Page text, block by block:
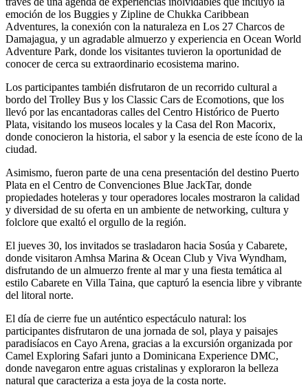
emoción de los Buggies y Zipline de Chukka Caribbean
Adventures, la conexión con la naturaleza en Los 27 Charcos de
Damajagua, y un agradable almuerzo y experiencia en Ocean World
Adventure Park, donde los visitantes tuvieron la oportunidad de
conocer de cerca su extraordinario ecosistema marino.
Los participantes también disfrutaron de un recorrido cultural a
bordo del Trolley Bus y los Classic Cars de Ecomotions, que los
llevó por las encantadoras calles del Centro Histórico de Puerto
Plata, visitando los museos locales y la Casa del Ron Macorix,
donde conocieron la historia, el sabor y la esencia de este ícono de la
ciudad.
Asimismo, fueron parte de una cena presentación del destino Puerto
Plata en el Centro de Convenciones Blue JackTar, donde
propiedades hoteleras y tour operadores locales mostraron la calidad
y diversidad de su oferta en un ambiente de networking, cultura y
folclore que exaltó el orgullo de la región.
El jueves 30, los invitados se trasladaron hacia Sosúa y Cabarete,
donde visitaron Amhsa Marina & Ocean Club y Viva Wyndham,
disfrutando de un almuerzo frente al mar y una fiesta temática al
estilo Cabarete en Villa Taina, que capturó la esencia libre y vibrante
del litoral norte.
El día de cierre fue un auténtico espectáculo natural: los
participantes disfrutaron de una jornada de sol, playa y paisajes
paradisíacos en Cayo Arena, gracias a la excursión organizada por
Camel Exploring Safari junto a Dominicana Experience DMC,
donde navegaron entre aguas cristalinas y exploraron la belleza
natural que caracteriza a esta joya de la costa norte.